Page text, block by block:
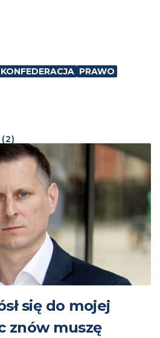
KONFEDERACJA PRAWO
2)
się do mojej
znów muszę